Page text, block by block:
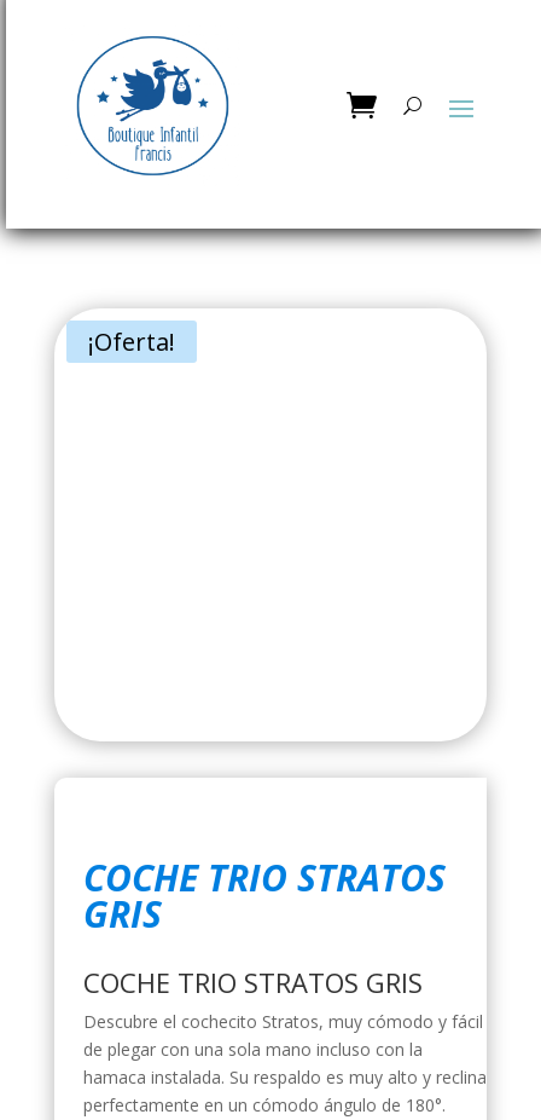
¡Oferta!
COCHE TRIO STRATOS
GRIS
COCHE TRIO STRATOS GRIS
Descubre el cochecito Stratos, muy cómodo y fácil
de plegar con una sola mano incluso con la
hamaca instalada. Su respaldo es muy alto y reclina
perfectamente en un cómodo ángulo de 180°.